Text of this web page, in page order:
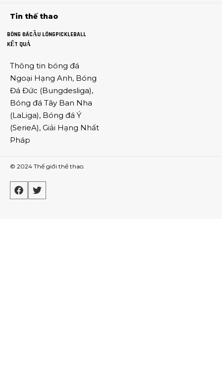
Tin thế thao
BÓNG ĐÁCẦU LÔNGPICKLEBALL
KẾT QUẢ
Thông tin bóng đá
Ngoại Hạng Anh, Bóng
Đá Đức (Bungdesliga),
Bóng đá Tây Ban Nha
(LaLiga), Bóng đá Ý
(SerieA), Giải Hạng Nhất
Pháp
© 2024 Thế giới thể thao.